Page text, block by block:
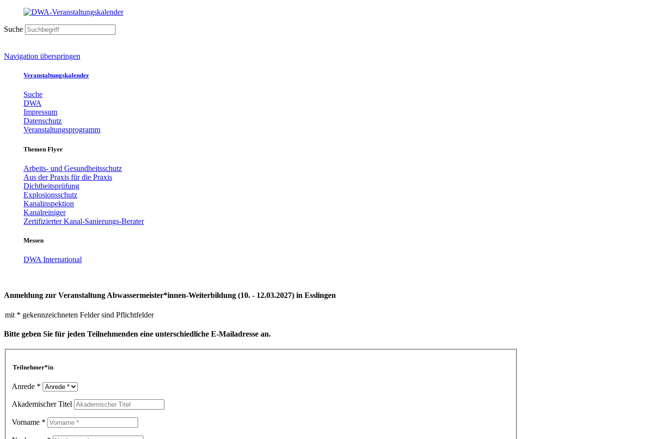
Suche
Navigation überspringen
Veranstaltungskalender
Suche
DWA
Impressum
Datenschutz
Veranstaltungsprogramm
Themen Flyer
Arbeits- und Gesundheitsschutz
Aus der Praxis für die Praxis
Dichtheitsprüfung
Explosionsschutz
Kanalinspektion
Kanalreiniger
Zertifizierter Kanal-Sanierungs-Berater
Messen
DWA International
Anmeldung zur Veranstaltung Abwassermeister*innen-Weiterbildung (10. - 12.03.2027) in Esslingen
mit * gekennzeichneten Felder sind Pflichtfelder
Bitte geben Sie für jeden Teilnehmenden eine unterschiedliche E-Mailadresse an.
Teilnehmer*in
Anrede *
Akademischer Titel
Vorname *